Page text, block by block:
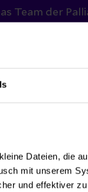
Dateien, die
mit unserem
und effektiver
Team der